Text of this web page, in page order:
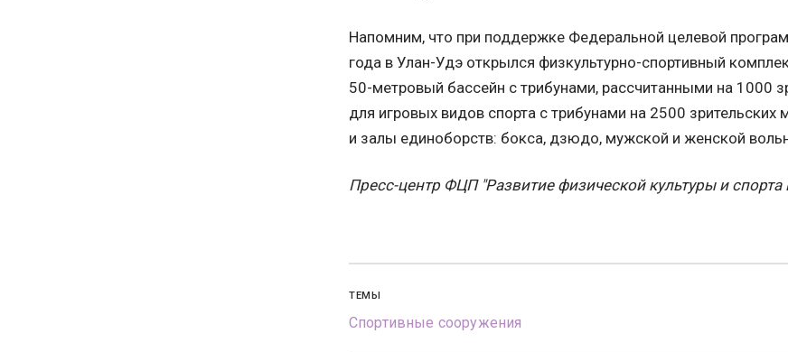
Напомним, что при поддержке Федеральной целевой
года в Улан-Удэ открылся физкультурно-спортивный
50-метровый бассейн с трибунами, рассчитанными на 1000
для игровых видов спорта с трибунами на 2500 зрительских
и залы единоборств: бокса, дзюдо, мужской и женской
Пресс-центр ФЦП "Развитие физической культуры и спорта
ТЕМЫ
Спортивные сооружения